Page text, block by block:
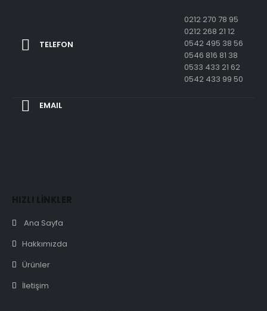
TELEFON
0212 270 78 95
0212 268 21 12
0542 495 38 56
0546 816 81 38
0533 433 21 62
0542 433 99 50
EMAIL
HIZLI LİNKLER
Ana Sayfa
Hakkımızda
Ürünler
İletişim